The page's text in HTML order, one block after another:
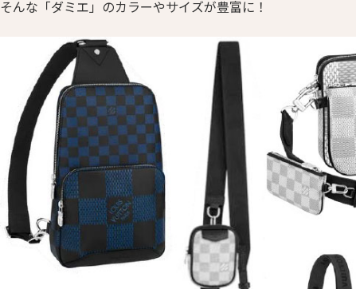
そんな「ダミエ」のカラーやサイズが豊富に！